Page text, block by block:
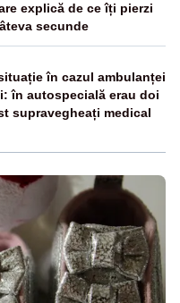
explică de ce îți pierzi
secunde
în cazul ambulanței
în autospecială erau doi
supravegheați medical